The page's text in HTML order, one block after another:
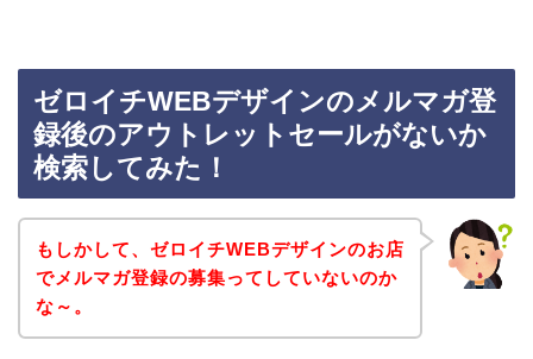
ゼロイチWEBデザインのメルマガ登
録後のアウトレットセールがないか
検索してみた！
もしかして、ゼロイチWEBデザインのお店
でメルマガ登録の募集ってしていないのか
な～。